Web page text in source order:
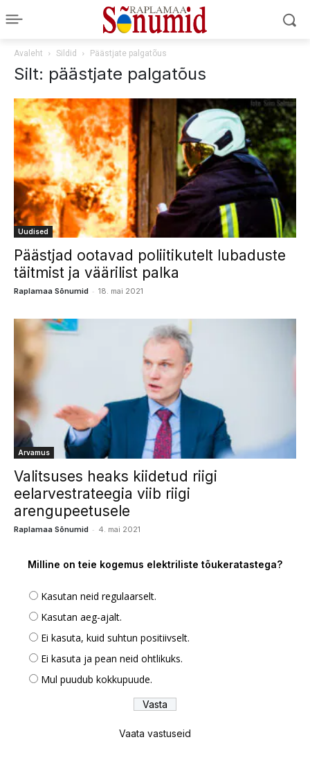
Avaleht Sildid Päästjate palgatõus
Silt: päästjate palgatõus
Uudised
Päästjad ootavad poliitikutelt lubaduste
täitmist ja väärilist palka
Raplamaa Sõnumid - 18. mai 2021
Arvamus
Valitsuses heaks kiidetud riigi
eelarvestrateegia viib riigi
arengupeetusele
Raplamaa Sõnumid - 4. mai 2021
Milline on teie kogemus elektriliste tõukeratastega?
Kasutan neid regulaarselt.
Kasutan aeg-ajalt.
Ei kasuta, kuid suhtun positiivselt.
Ei kasuta ja pean neid ohtlikuks.
Mul puudub kokkupuude.
Vaata vastuseid